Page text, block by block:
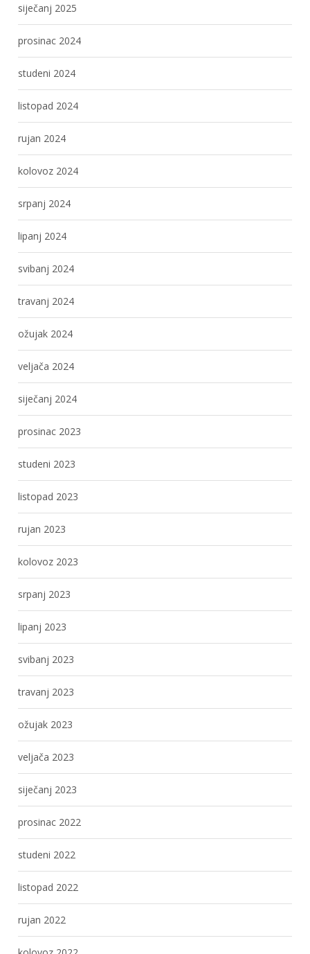
siječanj 2025
prosinac 2024
studeni 2024
listopad 2024
rujan 2024
kolovoz 2024
srpanj 2024
lipanj 2024
svibanj 2024
travanj 2024
ožujak 2024
veljača 2024
siječanj 2024
prosinac 2023
studeni 2023
listopad 2023
rujan 2023
kolovoz 2023
srpanj 2023
lipanj 2023
svibanj 2023
travanj 2023
ožujak 2023
veljača 2023
siječanj 2023
prosinac 2022
studeni 2022
listopad 2022
rujan 2022